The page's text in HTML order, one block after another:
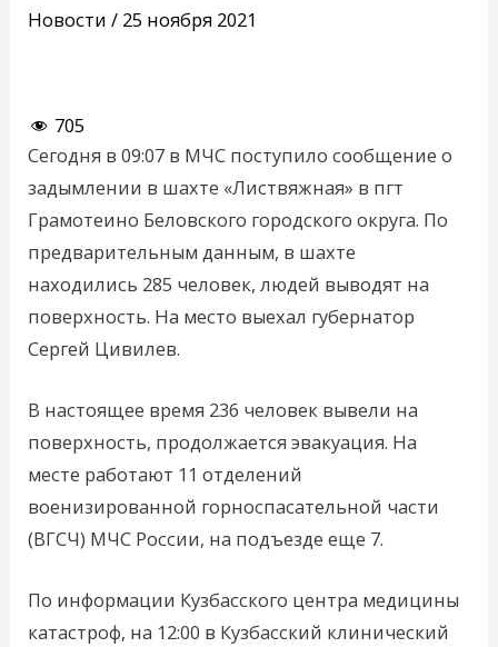
Новости / 25 ноября 2021
705
Сегодня в 09:07 в МЧС поступило сообщение о
задымлении в шахте «Листвяжная» в пгт
Грамотеино Беловского городского округа. По
предварительным данным, в шахте
находились 285 человек, людей выводят на
поверхность. На место выехал губернатор
Сергей Цивилев.
В настоящее время 236 человек вывели на
поверхность, продолжается эвакуация. На
месте работают 11 отделений
военизированной горноспасательной части
(ВГСЧ) МЧС России, на подъезде еще 7.
По информации Кузбасского центра медицины
катастроф, на 12:00 в Кузбасский клинический